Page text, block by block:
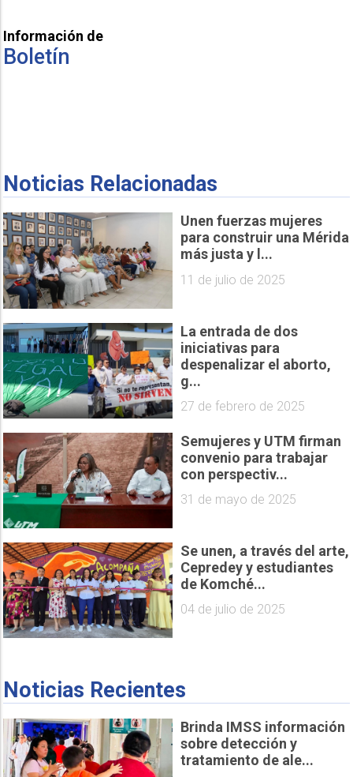
Información de
Boletín
Noticias Relacionadas
Unen fuerzas mujeres
para construir una Mérida
más justa y l...
11 de julio de 2025
La entrada de dos
iniciativas para
despenalizar el aborto,
g...
27 de febrero de 2025
Semujeres y UTM firman
convenio para trabajar
con perspectiv...
31 de mayo de 2025
Se unen, a través del arte,
Cepredey y estudiantes
de Komché...
04 de julio de 2025
Noticias Recientes
Brinda IMSS información
sobre detección y
tratamiento de ale...